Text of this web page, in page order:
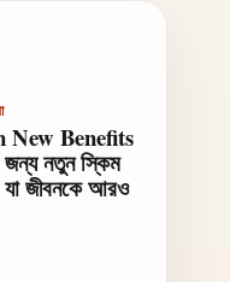
New Benefits
নতুন স্কিম
যা জীবনকে আরও